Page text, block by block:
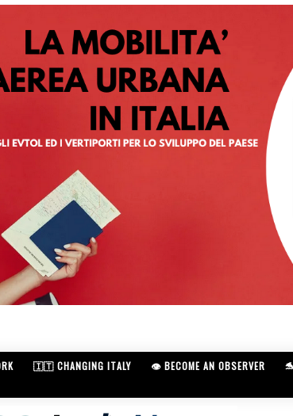
🇮🇹 CHANGING ITALY 👁️ BECOME AN OBSERVER